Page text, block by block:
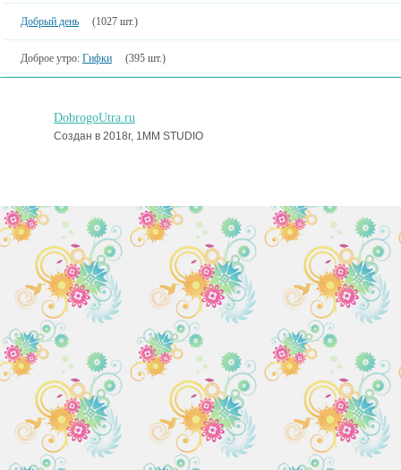
Добрый день (1027 шт.)
Доброе утро: Гифки (395 шт.)
DobrogoUtra.ru
Создан в 2018г, 1MM STUDIO